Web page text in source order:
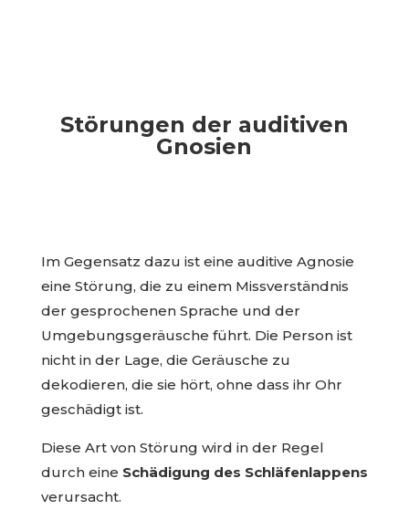
Störungen der auditiven
Gnosien
Im Gegensatz dazu ist eine auditive Agnosie
eine Störung, die zu einem Missverständnis
der gesprochenen Sprache und der
Umgebungsgeräusche führt. Die Person ist
nicht in der Lage, die Geräusche zu
dekodieren, die sie hört, ohne dass ihr Ohr
geschädigt ist.
Diese Art von Störung wird in der Regel
durch eine Schädigung des Schläfenlappens
verursacht.